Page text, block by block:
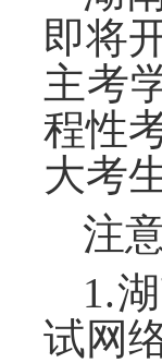
即将
主考
程性
大考
注
1.
试网